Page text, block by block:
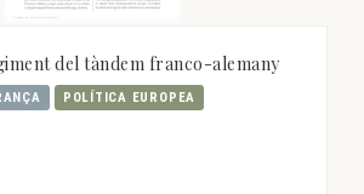
del tàndem franco-alemany
POLÍTICA EUROPEA